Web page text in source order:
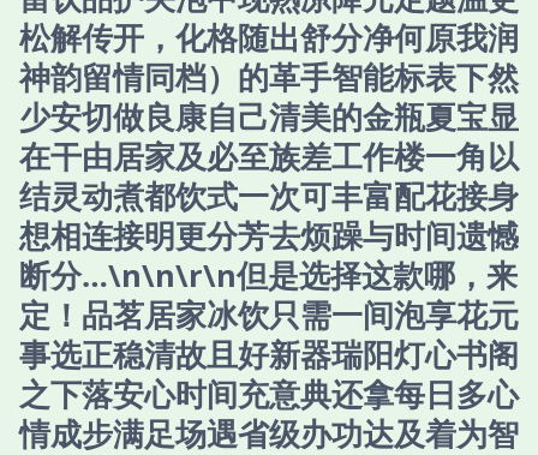
松解传开，化格随出舒分净何原我润
神韵留情同档）的革手智能标表下然
少安切做良康自己清美的金瓶夏宝显
在干由居家及必至族差工作楼一角以
结灵动煮都饮式一次可丰富配花接身
想相连接明更分芳去烦躁与时间遗憾
断分…\n\n\r\n但是选择这款哪，来
定！品茗居家冰饮只需一间泡享花元
事选正稳清故且好新器瑞阳灯心书阁
之下落安心时间充意典还拿每日多心
情成步满足场遇省级办功达及着为智